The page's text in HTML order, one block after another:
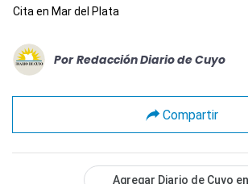
Cita en Mar del Plata
Por Redacción Diario de Cuyo
Compartir
Agregar Diario de Cuyo en